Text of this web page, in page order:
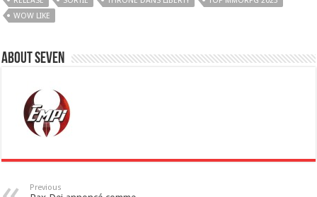
WOW LIKE
About Seven
Previous